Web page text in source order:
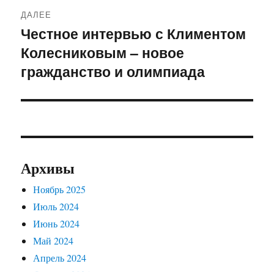
по
записям
ДАЛЕЕ
Следующая
запись:
Честное интервью с Климентом
Колесниковым – новое
гражданство и олимпиада
Архивы
Ноябрь 2025
Июль 2024
Июнь 2024
Май 2024
Апрель 2024